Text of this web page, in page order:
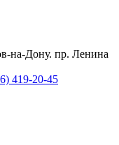
на-Дону. пр. Ленина
419-20-45